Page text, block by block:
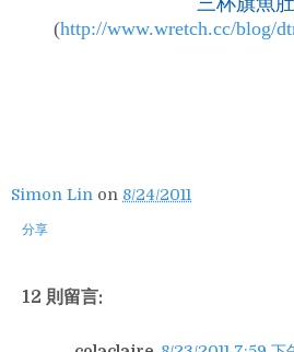
(http://www.wretch.cc/blog/
Simon Lin on 8/24/2011
分享
12 則留言: